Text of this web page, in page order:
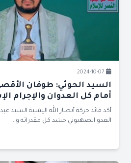
2024-10-07
السيد الحوثي: طوفان
أمام كل العدوان والإجرام
أكد قائد حركة أنصار الله اليمنية السيد
العدو الصهيوني حشد كل مقدراته و...